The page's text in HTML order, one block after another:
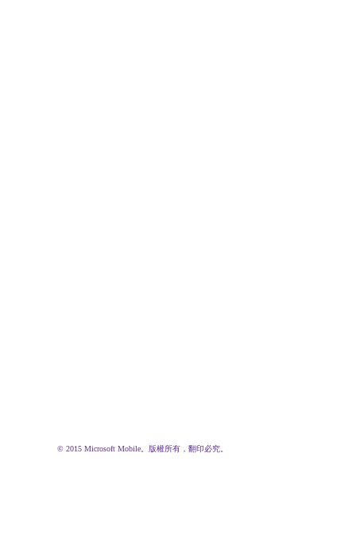
© 2015 Microsoft Mobile。版權所有，翻印必究。